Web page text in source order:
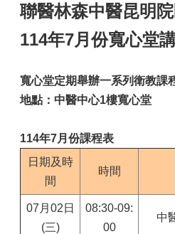
聯醫林森中醫昆明
114年7月份寬心堂
寬心堂定期舉辦一系列衛教課
地點：中醫中心1樓寬心堂
114年7月份課程表
日期及時
間
時間
07月02日
(三)
08:30-09:
00
中